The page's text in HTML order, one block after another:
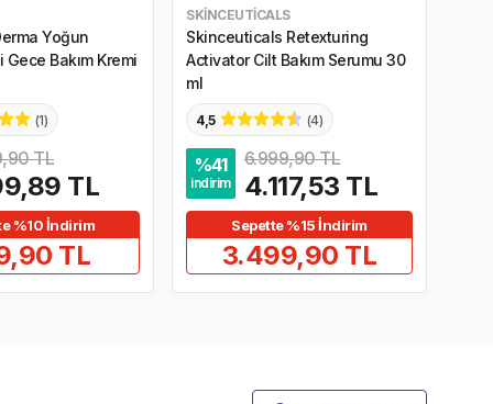
Yoğun
Bakım Kremi
(1)
TL
TL
%10 İndirim
TL
SKINCEUTICALS
Skinceuticals Retexturing
Activator Cilt Bakım Serumu 30
ml
4,5 (4)
%41
indirim
6.999,90 TL
4.117,53 TL
Sepette %15 İndirim
3.499,90 TL